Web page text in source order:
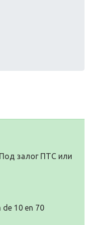
залог ПТС или
10 en 70